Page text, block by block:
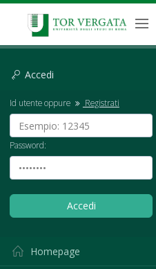
Accedi
Id utente oppure Registrati
Password:
Homepage